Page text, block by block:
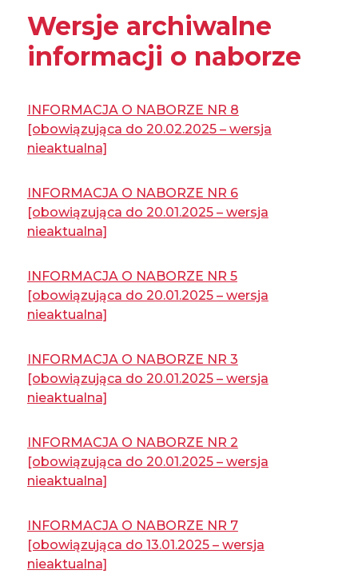
Wersje archiwalne
informacji o naborze
INFORMACJA O NABORZE NR 8
[obowiązująca do 20.02.2025 – wersja
nieaktualna]
INFORMACJA O NABORZE NR 6
[obowiązująca do 20.01.2025 – wersja
nieaktualna]
INFORMACJA O NABORZE NR 5
[obowiązująca do 20.01.2025 – wersja
nieaktualna]
INFORMACJA O NABORZE NR 3
[obowiązująca do 20.01.2025 – wersja
nieaktualna]
INFORMACJA O NABORZE NR 2
[obowiązująca do 20.01.2025 – wersja
nieaktualna]
INFORMACJA O NABORZE NR 7
[obowiązująca do 13.01.2025 – wersja
nieaktualna]